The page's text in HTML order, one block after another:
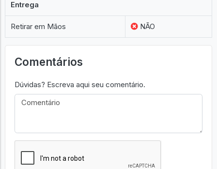
Entrega
Retirar em Mãos NÃO
Comentários
Dúvidas? Escreva aqui seu comentário.